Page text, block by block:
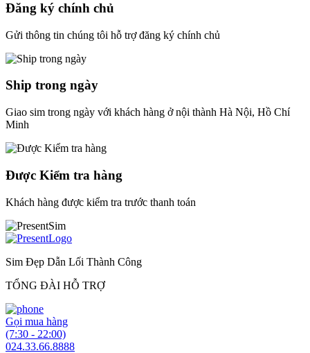
Đăng ký chính chủ
Gửi thông tin chúng tôi hỗ trợ đăng ký chính chủ
Ship trong ngày
Giao sim trong ngày với khách hàng ở nội thành Hà Nội, Hồ Chí
Minh
Được Kiểm tra hàng
Khách hàng được kiểm tra trước thanh toán
Sim Đẹp Dẫn Lối Thành Công
TỔNG ĐÀI HỖ TRỢ
Gọi mua hàng
(7:30 - 22:00)
024.33.66.8888